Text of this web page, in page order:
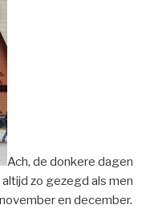
Ach, de donkere dagen
zo gezegd als men
en december.